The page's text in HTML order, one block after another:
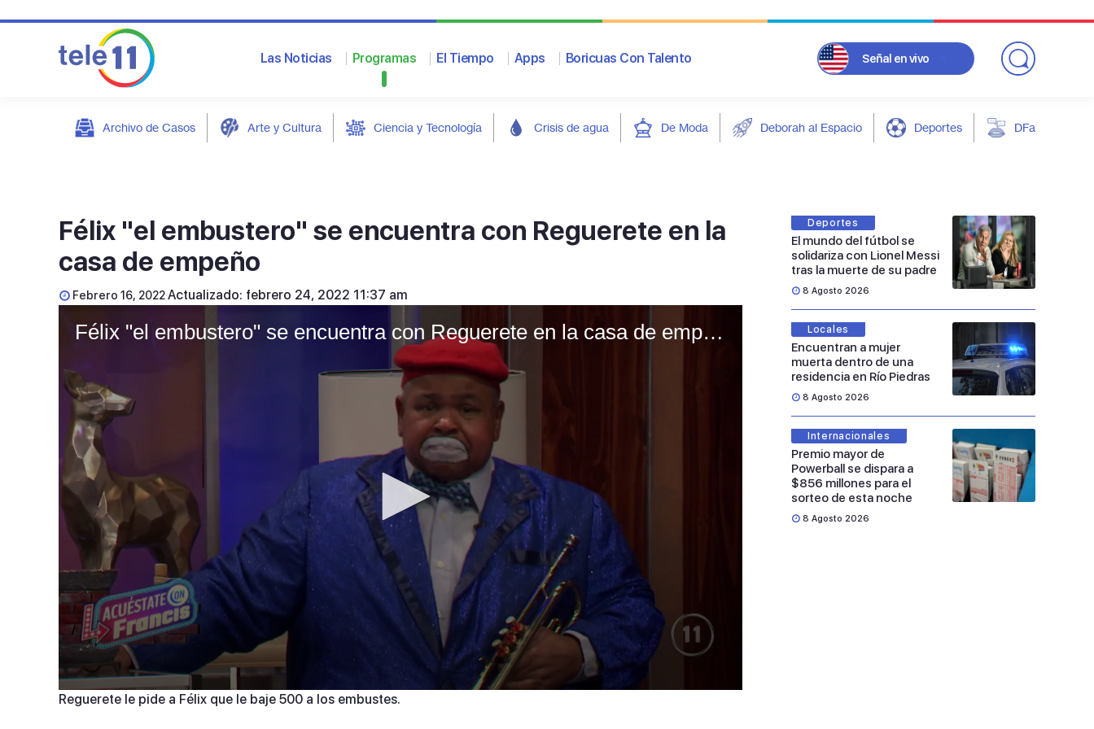
Las Noticias Programas El Tiempo Apps Boricuas Con Talento Señal en vivo
Archivo de Casos Arte y Cultura Ciencia y Tecnología Crisis de agua De Moda Deborah al Espacio Deportes DFarándula
Félix "el embustero" se encuentra con Reguerete en la
casa de empeño
Febrero 16, 2022Actualizado: febrero 24, 2022 11:37 am
Félix "el embustero" se encuentra con Reguerete en la casa de empeño
0
seconds
Reguerete le pide a Félix que le baje 500 a los embustes.
Deportes
El mundo del fútbol se
solidariza con Lionel Messi
tras la muerte de su padre
8 Agosto 2026
Locales
Encuentran a mujer
muerta dentro de una
residencia en Río Piedras
8 Agosto 2026
Internacionales
Premio mayor de
Powerball se dispara a
$856 millones para el
sorteo de esta noche
8 Agosto 2026